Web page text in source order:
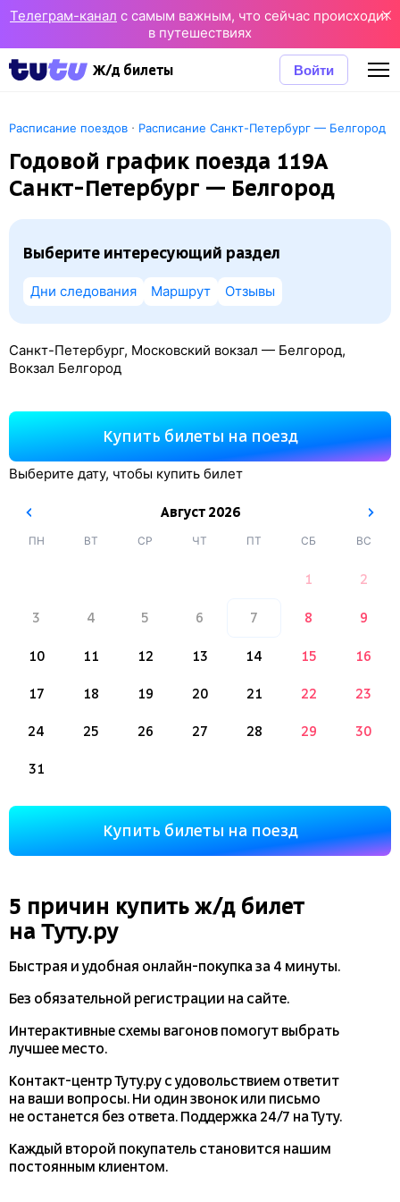
Телеграм-канал с самым важным, что сейчас происходит
в путешествиях
Ж/д билеты Войти
Расписание поездов · Расписание Санкт-Петербург — Белгород
Годовой график поезда 119А
Санкт-Петербург — Белгород
Выберите интересующий раздел
Дни следования Маршрут Отзывы
Санкт-Петербург, Московский вокзал — Белгород,
Вокзал Белгород
Купить билеты на поезд
Выберите дату, чтобы купить билет
Август2026
ПН ВТ СР ЧТ ПТ СБ ВС
1 2
3 4 5 6 7 8 9
10 11 12 13 14 15 16
17 18 19 20 21 22 23
24 25 26 27 28 29 30
31
Купить билеты на поезд
5 причин купить ж/д билет
на Туту.ру
Быстрая и удобная онлайн-покупказа 4 минуты.
Без обязательной регистрации на сайте.
Интерактивные схемы вагонов помогут выбрать
лучшее место.
Контакт-центр Туту.ру с удовольствием ответит
на ваши вопросы. Ни один звонок или письмо
не останется без ответа. Поддержка 24/7 на Туту.
Каждый второй покупатель становится нашим
постоянным клиентом.